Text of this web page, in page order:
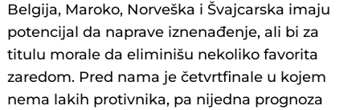
Belgija, Maroko, Norveška i Švajcarska imaju
potencijal da naprave iznenađenje, ali bi za
titulu morale da eliminišu nekoliko favorita
zaredom. Pred nama je četvrtfinale u kojem
nema lakih protivnika, pa nijedna prognoza